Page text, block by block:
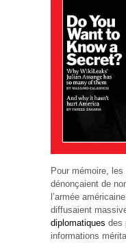
Pour mémoire,
dénonçaient de
l’armée
diffusaient
diplomatiques des
informations